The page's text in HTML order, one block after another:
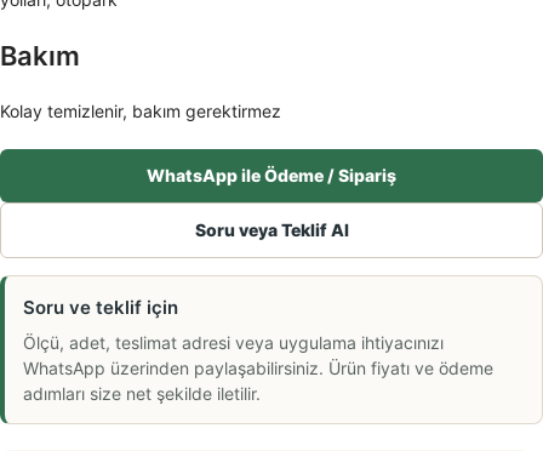
Bakım
Kolay temizlenir, bakım gerektirmez
WhatsApp ile Ödeme / Sipariş
Soru veya Teklif Al
Soru ve teklif için
Ölçü, adet, teslimat adresi veya uygulama ihtiyacınızı
WhatsApp üzerinden paylaşabilirsiniz. Ürün fiyatı ve ödeme
adımları size net şekilde iletilir.